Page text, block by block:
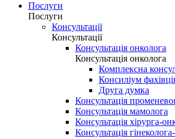
Послуги
Послуги
Консультації
Консультації
Консультація онколога
Консультація онколога
Комплексна
Консиліум
Друга думка
Консультація
Консультація мамолога
Консультація хірурга-
Консультація